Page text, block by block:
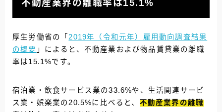
不動産業界の離職率は15.1%
厚生労働省の「 2019年（令和元年）雇用動向調査結果
の概要 」によると、不動産業および物品賃貸業の離職
率は15.1%です。
宿泊業・飲食サービス業の33.6%や、生活関連サービ
ス業・娯楽業の20.5%に比べると、 不動産業界の離職